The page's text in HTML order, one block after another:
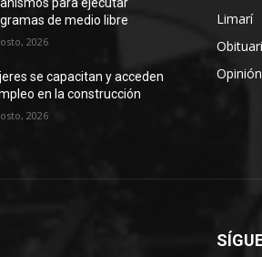
de medio libre
2026
se capacitan y acceden
en la construcción
2026
Limarí
Opinión